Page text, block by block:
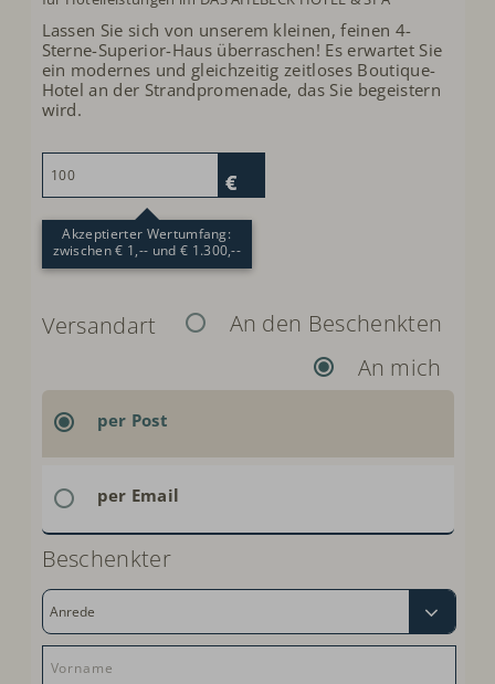
Lassen Sie sich von unserem kleinen, feinen 4-
Sterne-Superior-Haus überraschen! Es erwartet Sie
ein modernes und gleichzeitig zeitloses Boutique-
Hotel an der Strandpromenade, das Sie begeistern
wird.
Akzeptierter Wertumfang:
zwischen € 1,-- und € 1.300,--
Versandart
An den Beschenkten
An mich
per Post
per Email
Beschenkter